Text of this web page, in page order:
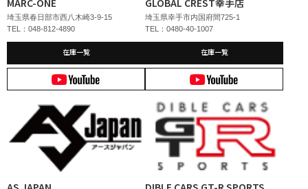
MARC-ONE
埼玉県春日部市西八木崎3-9-15
TEL：048-812-4890
在庫一覧
GLOBAL CREST幸手店
埼玉県幸手市内国府間725-1
TEL：0480-40-1007
在庫一覧